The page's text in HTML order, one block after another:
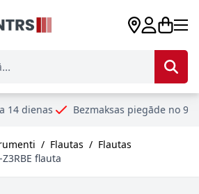
Bezmaksas piegāde no 99€ Droši
/ Flautas / Flautas
flauta